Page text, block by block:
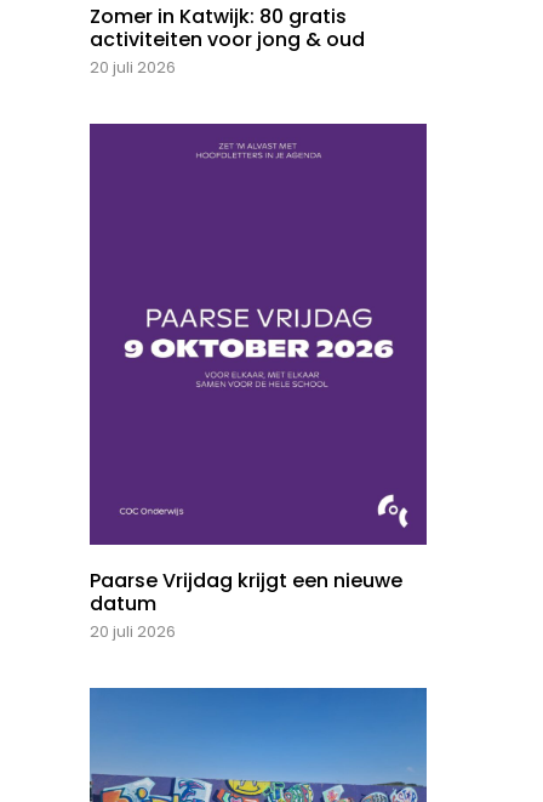
Zomer in Katwijk: 80 gratis
activiteiten voor jong & oud
20 juli 2026
Paarse Vrijdag krijgt een nieuwe
datum
20 juli 2026